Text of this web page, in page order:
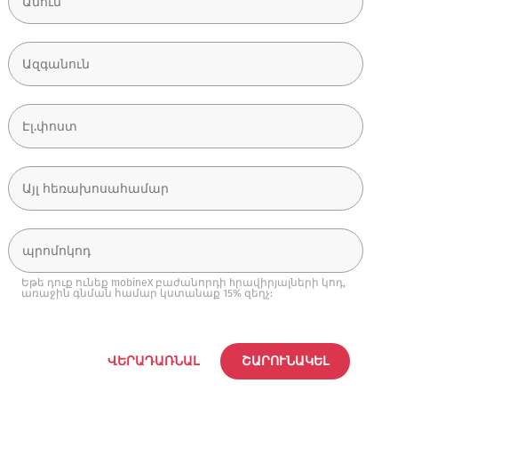
Եթե դուք ունեք mobineX բաժանորդի hրավիրյալների կոդ,
առաջին գնման համար կստանաք 15% զեղչ:
ՎԵՐԱԴԱՌՆԱԼ ՇԱՐՈՒՆԱԿԵԼ